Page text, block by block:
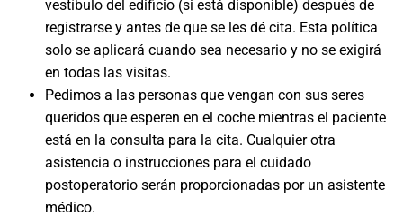
vestíbulo del edificio (si está disponible) después de
registrarse y antes de que se les dé cita. Esta política
solo se aplicará cuando sea necesario y no se exigirá
en todas las visitas.
Pedimos a las personas que vengan con sus seres
queridos que esperen en el coche mientras el paciente
está en la consulta para la cita. Cualquier otra
asistencia o instrucciones para el cuidado
postoperatorio serán proporcionadas por un asistente
médico.